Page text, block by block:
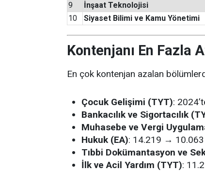
9 İnşaat Teknolojisi
10
Siyaset Bilimi ve Kamu Yönetimi
Kontenjanı En Fazla
En çok kontenjan azalan
Çocuk Gelişimi (TYT):
Bankacılık ve Sigortacılık
Muhasebe ve Vergi
Hukuk (EA): 14.219 →
Tıbbi Dokümantasyon ve
İlk ve Acil Yardım (TYT):